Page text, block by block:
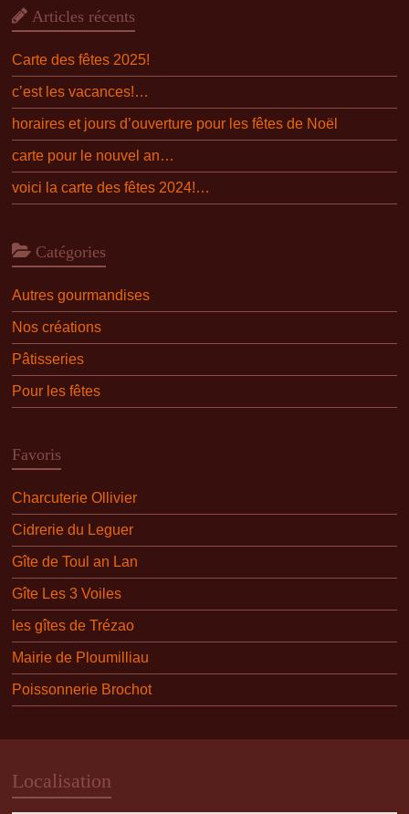
Articles récents
Carte des fêtes 2025!
c’est les vacances!…
horaires et jours d’ouverture pour les fêtes de Noël
carte pour le nouvel an…
voici la carte des fêtes 2024!…
Catégories
Autres gourmandises
Nos créations
Pâtisseries
Pour les fêtes
Favoris
Charcuterie Ollivier
Cidrerie du Leguer
Gîte de Toul an Lan
Gîte Les 3 Voiles
les gîtes de Trézao
Mairie de Ploumilliau
Poissonnerie Brochot
Localisation